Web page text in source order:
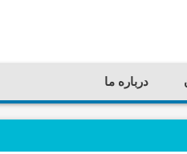
درباره ما